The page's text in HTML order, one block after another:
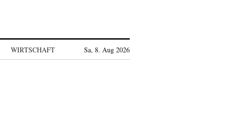
WIRTSCHAFT Sa, 8. Aug 2026